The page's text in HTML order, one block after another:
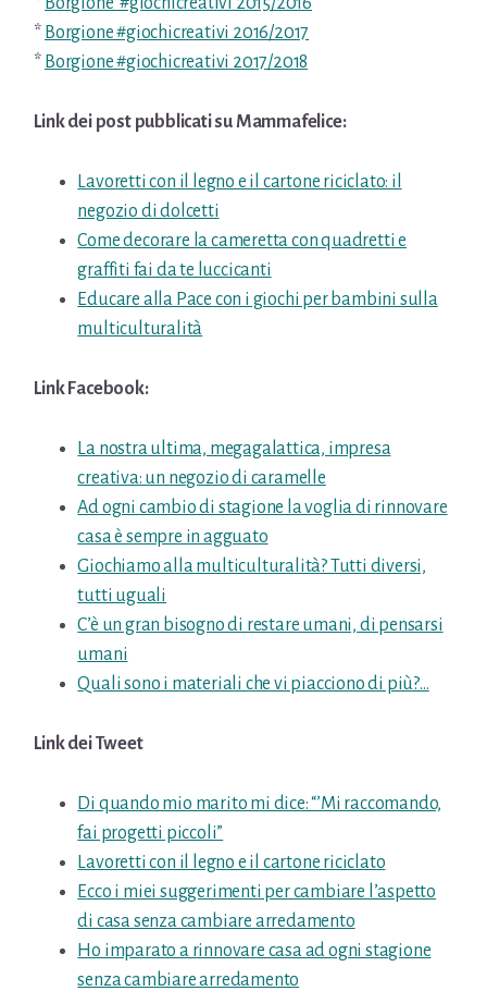
* Borgione #giochicreativi 2016/2017
* Borgione #giochicreativi 2017/2018
Link dei post pubblicati su Mammafelice:
Lavoretti con il legno e il cartone riciclato: il
negozio di dolcetti
Come decorare la cameretta con quadretti e
graffiti fai da te luccicanti
Educare alla Pace con i giochi per bambini sulla
multiculturalità
Link Facebook:
La nostra ultima, megagalattica, impresa
creativa: un negozio di caramelle
Ad ogni cambio di stagione la voglia di rinnovare
casa è sempre in agguato
Giochiamo alla multiculturalità? Tutti diversi,
tutti uguali
C’è un gran bisogno di restare umani, di pensarsi
umani
Quali sono i materiali che vi piacciono di più?…
Link dei Tweet
Di quando mio marito mi dice: “’Mi raccomando,
fai progetti piccoli”
Lavoretti con il legno e il cartone riciclato
Ecco i miei suggerimenti per cambiare l’aspetto
di casa senza cambiare arredamento
Ho imparato a rinnovare casa ad ogni stagione
senza cambiare arredamento